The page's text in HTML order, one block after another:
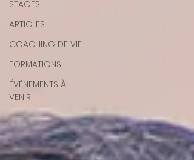
STAGES
ARTICLES
COACHING DE VIE
FORMATIONS
ÉVÉNEMENTS À
VENIR